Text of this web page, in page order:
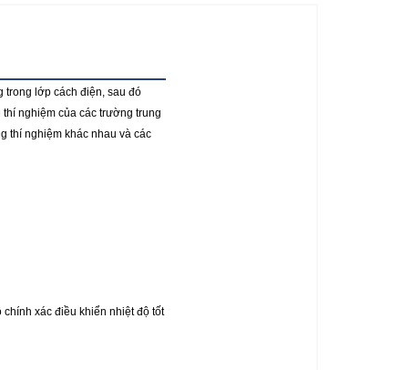
trong lớp cách điện, sau đó
nghiệm của các trường trung
thí nghiệm khác nhau và các
xác điều khiển nhiệt độ tốt